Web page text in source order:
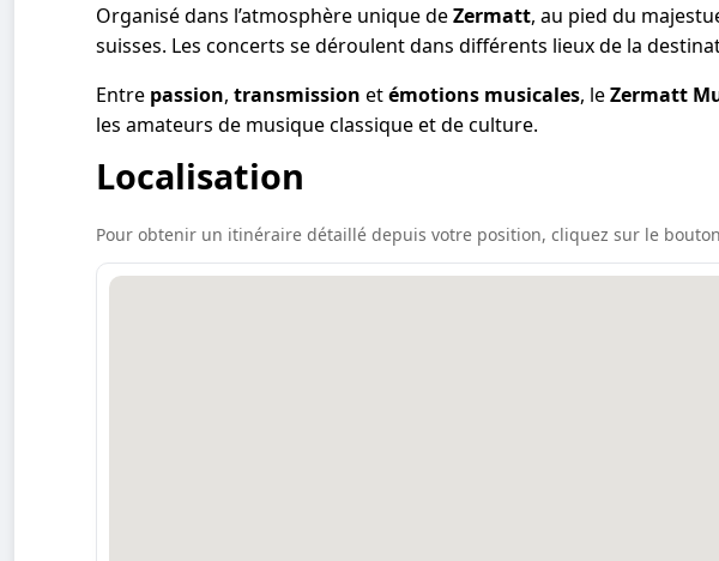
Organisé dans l’atmosphère unique deZermatt, au pied du
suisses. Les concerts se déroulent dans différents lieux de la
Entre passion, transmission etémotions musicales, leZermatt
les amateurs de musique classique et de culture.
Localisation
Pour obtenir un itinéraire détaillé depuis votre position, cliquez sur le